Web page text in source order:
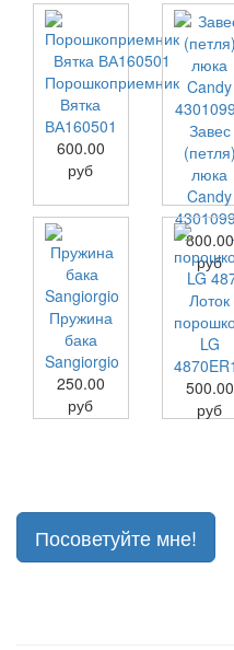
Порошкоприемник
Вятка
ВА160501
600.00
руб
Завес
(петля)
люка
Candy
800.00
руб
Пружина
бака
Sangiorgio
250.00
руб
Лоток
LG
500.00
руб
Посоветуйте мне!